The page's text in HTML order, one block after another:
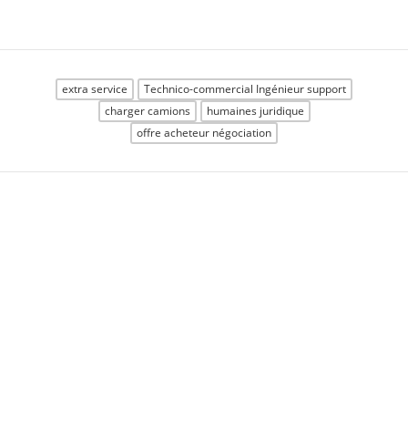
extra service
Technico-commercial Ingénieur support
charger camions
humaines juridique
offre acheteur négociation